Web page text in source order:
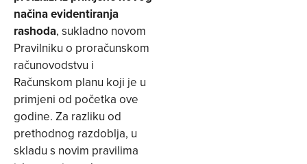
načina evidentiranja
rashoda, sukladno novom
Pravilniku o proračunskom
računovodstvu i
Računskom planu koji je u
primjeni od početka ove
godine. Za razliku od
prethodnog razdoblja, u
skladu s novim pravilima